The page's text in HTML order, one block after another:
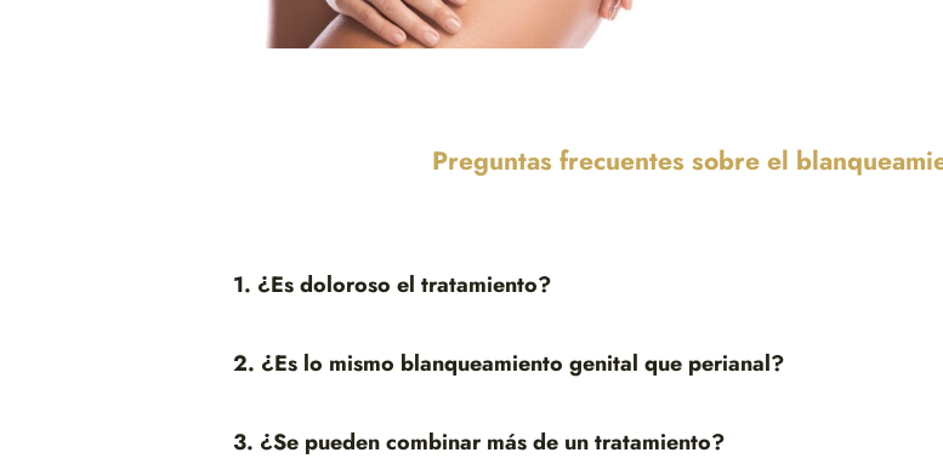
Preguntas frecuentes sobre el
1. ¿Es doloroso el tratamiento?
2. ¿Es lo mismo blanqueamiento genital que perianal?
3. ¿Se pueden combinar más de un tratamiento?